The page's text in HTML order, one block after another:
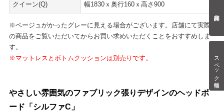
スペック情報
クイーン(Q) 幅1830ｘ奥行160ｘ高さ900
※ベージュがかったグレーに見える場合がございます。店舗にて実際
の商品をご覧いただいてからお買い求めいただくことをおすすめしま
す。
※マットレスとボトムクッションは別売りです。
やさしい雰囲気のファブリック張りデザインのヘッドボ
ード「シルファC」